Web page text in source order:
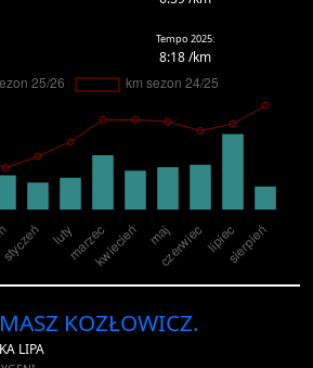
Tempo 2025:
8:18 /km
KOZŁOWICZ.
LIPA